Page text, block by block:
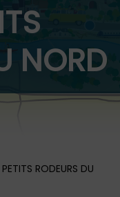
NORD
PETITS RODEURS DU